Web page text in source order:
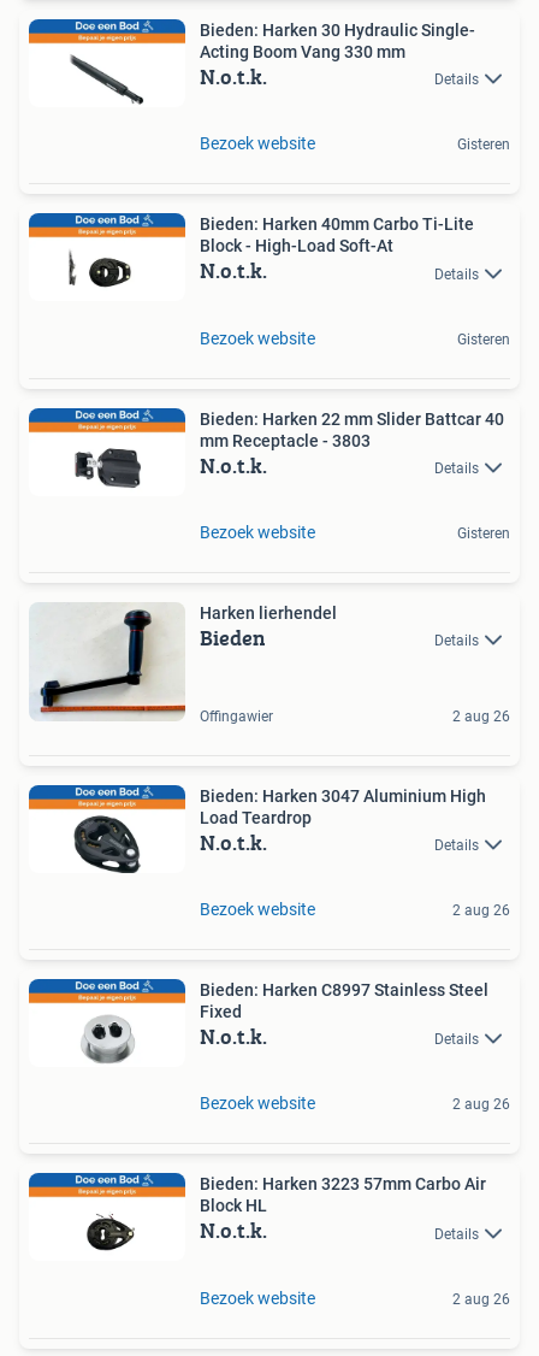
Bieden: Harken 30 Hydraulic Single-
Acting Boom Vang 330 mm
N.o.t.k. Details
Bezoek website Gisteren
Bieden: Harken 40mm Carbo Ti-Lite
Block - High-Load Soft-At
N.o.t.k. Details
Bezoek website Gisteren
Bieden: Harken 22 mm Slider Battcar 40
mm Receptacle - 3803
N.o.t.k. Details
Bezoek website Gisteren
Harken lierhendel
Bieden Details
Offingawier 2 aug 26
Bieden: Harken 3047 Aluminium High
Load Teardrop
N.o.t.k. Details
Bezoek website 2 aug 26
Bieden: Harken C8997 Stainless Steel
Fixed
N.o.t.k. Details
Bezoek website 2 aug 26
Bieden: Harken 3223 57mm Carbo Air
Block HL
N.o.t.k. Details
Bezoek website 2 aug 26